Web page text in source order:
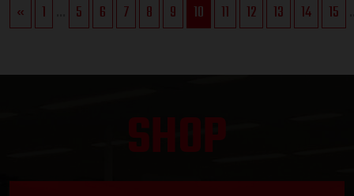
« 1 5 6 7 8 9 10 11 12 13 14 15
SHOP